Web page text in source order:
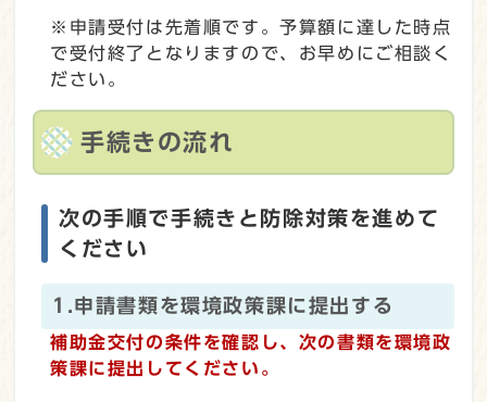
※申請受付は先着順です。予算額に達した時点
で受付終了となりますので、お早めにご相談く
ださい。
手続きの流れ
次の手順で手続きと防除対策を進めて
ください
1.申請書類を環境政策課に提出する
補助金交付の条件を確認し、次の書類を環境政
策課に提出してください。